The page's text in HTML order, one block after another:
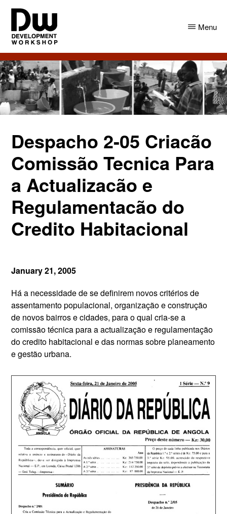
Skip
main
content
Skip
primary
sidebar
DW
Angola
Development
Workshop
Angola
Menu
Despacho 2-05 Criacão
Comissão Tecnica Para
a Actualizacão e
Regulamentacão do
Credito Habitacional
January 21, 2005
Há a necessidade de se definirem novos critérios de
assentamento populacional, organização e construção
de novos bairros e cidades, para o qual cria-se a
comissão técnica para a actualização e regulamentação
do credito habitacional e das normas sobre planeamento
e gestão urbana.